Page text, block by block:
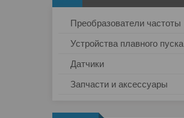
Преобразователи частоты
Устройства плавного пуска
Датчики
Запчасти и аксессуары